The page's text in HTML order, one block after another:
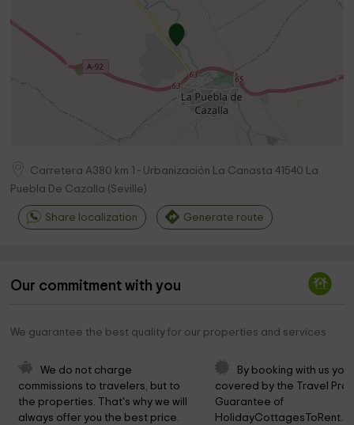
Carretera A380 km 1 - Urbanización La Canasta 41540 La
Puebla De Cazalla (Seville)
Share localization Generate route
Our commitment with you
We guarantee the best quality for our properties and services
We do not charge
commissions to travelers, but to
the properties. That's why we will
always offer you the best price.
By booking with us
covered by the Travel
Guarantee of